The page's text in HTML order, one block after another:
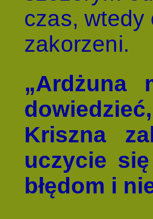
czas, wtedy
zakorzeni.
„Ardżuna
Kriszna
uczycie
błędom i